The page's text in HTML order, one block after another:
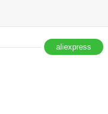
aliexpress